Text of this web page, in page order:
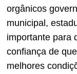
orgânicos
municipal,
importante para
confiança de
melhores